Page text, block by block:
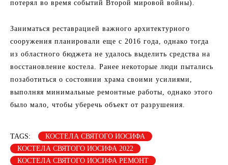
потерял во время событий Второй мировой войны).
Заниматься реставрацией важного архитектурного
сооружения планировали еще с 2016 года, однако тогда
из областного бюджета не удалось выделить средства на
восстановление костела. Ранее некоторые люди пытались
позаботиться о состоянии храма своими усилиями,
выполняя минимальные ремонтные работы, однако этого
было мало, чтобы уберечь объект от разрушения.
TAGS:
КОСТЕЛА СВЯТОГО ИОСИФА
КОСТЕЛА СВЯТОГО ИОСИФА 2022
КОСТЕЛА СВЯТОГО ИОСИФА РЕМОНТ